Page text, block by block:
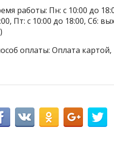
работы: Пн: с 10:00 до
Пт: с 10:00 до 18:00, Сб:
оплаты: Оплата